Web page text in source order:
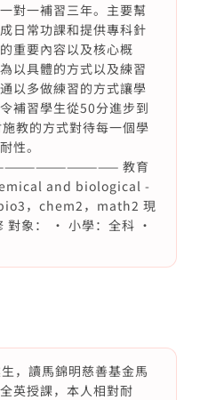
對一補習三年。主要幫
日常功課和提供專科針
重要內容以及核心概
以具體的方式以及練習
以多做練習的方式讓學
補習學生從50分進步到
教的方式對待每一個學
性。
教育
and biological -
，chem2，math2 現
對象： · 小學：全科 ·
，讀馬錦明慈善基金馬
英授課，本人相對耐